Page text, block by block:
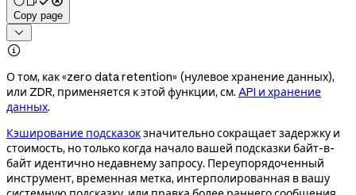
Copy page


О том, как «zero data retention» (нулевое хранение данных),
или ZDR, применяется к этой функции, см. API и хранение
данных.
Кэширование подсказокзначительно сокращает задержку и
стоимость, но только когда начало вашей подсказки байт-в-
байт идентично недавнему запросу. Переупорядоченный
инструмент, временная метка, интерполированная в вашу